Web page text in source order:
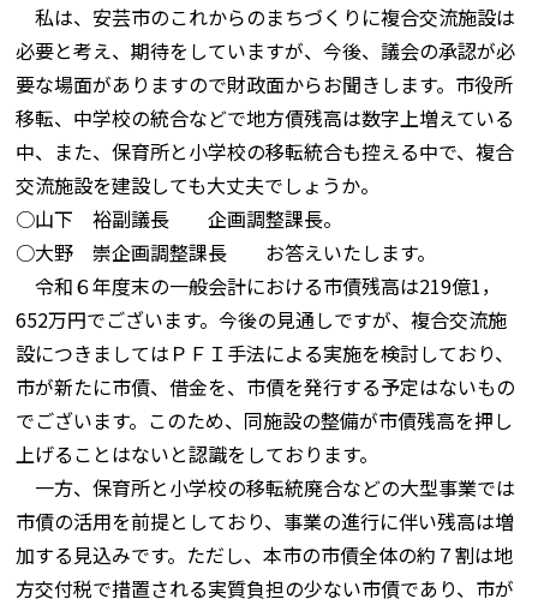
私は、安芸市のこれからのまちづくりに複合交流施設は
必要と考え、期待をしていますが、今後、議会の承認が必
要な場面がありますので財政面からお聞きします。市役所
移転、中学校の統合などで地方債残高は数字上増えている
中、また、保育所と小学校の移転統合も控える中で、複合
交流施設を建設しても大丈夫でしょうか。
○山下 裕副議長 企画調整課長。
○大野 崇企画調整課長 お答えいたします。
令和６年度末の一般会計における市債残高は219億1，
652万円でございます。今後の見通しですが、複合交流施
設につきましてはＰＦＩ手法による実施を検討しており、
市が新たに市債、借金を、市債を発行する予定はないもの
でございます。このため、同施設の整備が市債残高を押し
上げることはないと認識をしております。
一方、保育所と小学校の移転統廃合などの大型事業では
市債の活用を前提としており、事業の進行に伴い残高は増
加する見込みです。ただし、本市の市債全体の約７割は地
方交付税で措置される実質負担の少ない市債であり、市が